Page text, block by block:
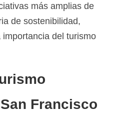
más amplias de
de sostenibilidad,
del turismo
Francisco